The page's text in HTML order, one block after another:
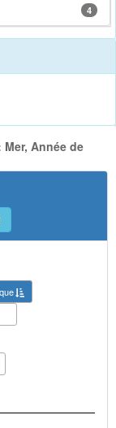
4
Année de